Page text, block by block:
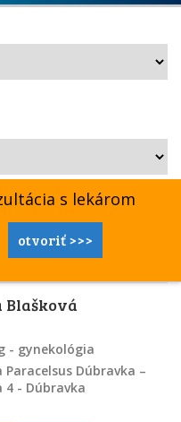
s lekárom
otvoriť >>>
Blašková
- gynekológia
Paracelsus Dúbravka –
4 - Dúbravka